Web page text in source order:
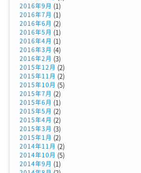
2016年9月 (1)
2016年7月 (1)
2016年6月 (2)
2016年5月 (1)
2016年4月 (1)
2016年3月 (4)
2016年2月 (3)
2015年12月 (2)
2015年11月 (2)
2015年10月 (5)
2015年7月 (2)
2015年6月 (1)
2015年5月 (2)
2015年4月 (2)
2015年3月 (3)
2015年1月 (2)
2014年11月 (2)
2014年10月 (5)
2014年9月 (1)